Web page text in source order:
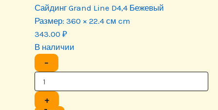
Сайдинг Grand Line D4,4 Бежевый
Размер: 360 × 22.4 см cm
343.00 ₽
В наличии
−
+